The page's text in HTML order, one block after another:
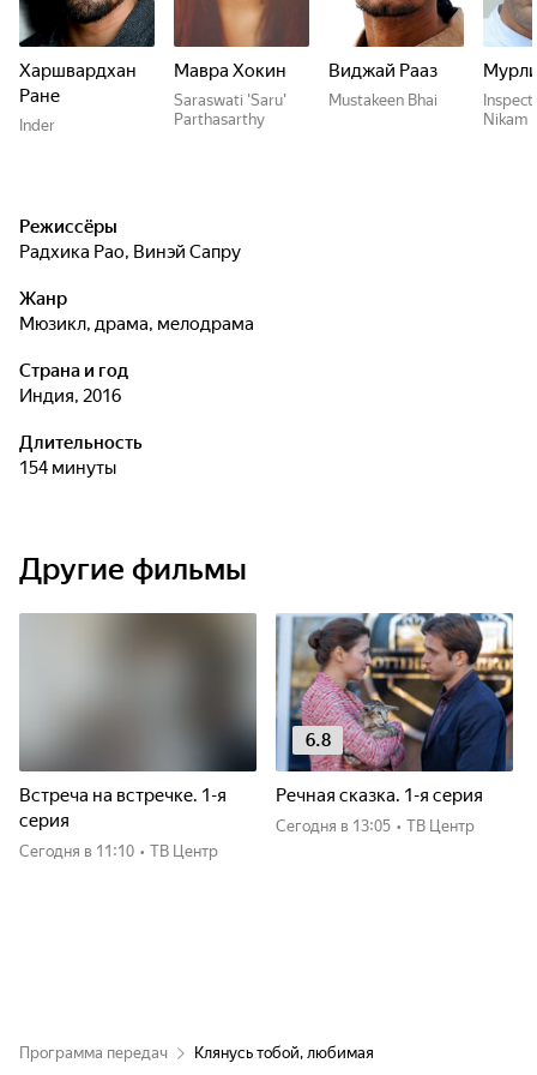
Харшвардхан
Ране
Inder
Мавра Хокин
Saraswati 'Saru'
Parthasarthy
Виджай Рааз
Mustakeen Bhai
Nikam
Режиссёры
Радхика Рао, Винэй Сапру
Жанр
мюзикл, драма, мелодрама
Страна и год
Индия, 2016
Длительность
154 минуты
Другие фильмы
Встреча на встречке. 1-я
серия
Сегодня в 11:10 • ТВ Центр
6.8
Речная сказка. 1-я серия
Сегодня в 13:05 • ТВ Центр
Программа передач Клянусь тобой, любимая